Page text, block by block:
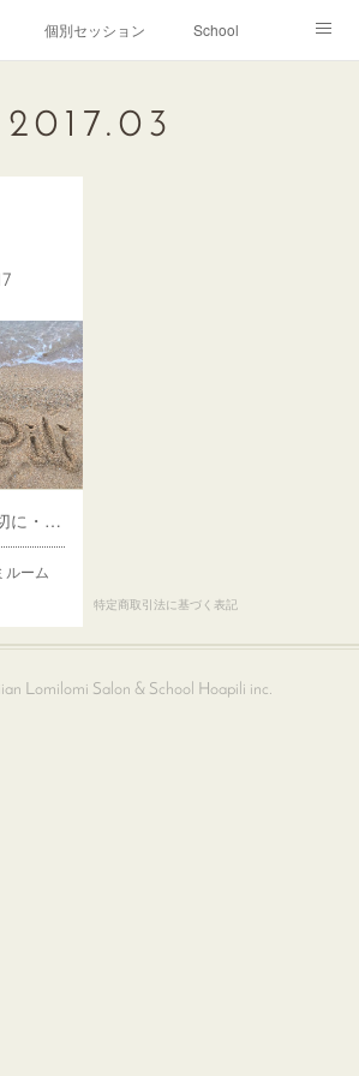
個別セッション School
2017. 03
目の前の人を大切に・3周年のご挨拶
ルーム
特定商取引法に基づく表記
Lomilomi Salon & School Hoapili inc.